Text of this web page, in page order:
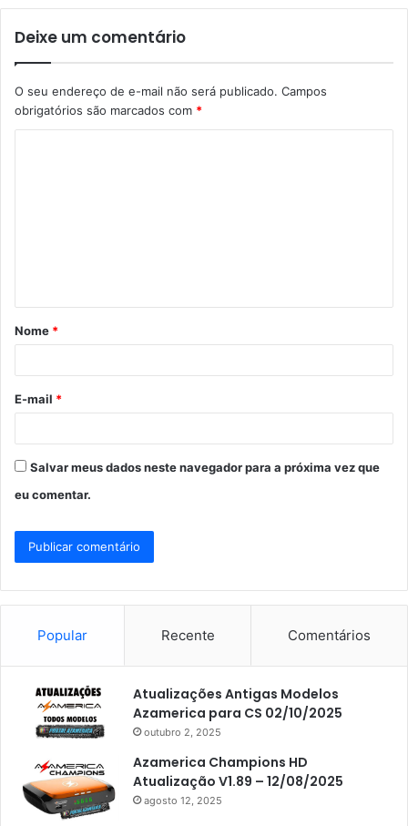
Deixe um comentário
O seu endereço de e-mail não será publicado. Campos
obrigatórios são marcados com *
á
r
*
Nome *
E-mail *
Salvar meus dados neste navegador para a próxima vez que
eu comentar.
Popular Recente Comentários
Atualizações Antigas Modelos
Azamerica para CS 02/10/2025
outubro 2, 2025
Azamerica Champions HD
Atualização V1.89 – 12/08/2025
agosto 12, 2025